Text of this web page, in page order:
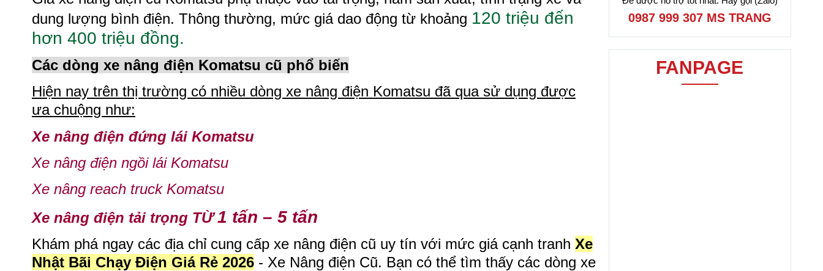
dung lượng bình điện. Thông thường, mức giá dao động từ khoảng 120 triệu đến
hơn 400 triệu đồng.
Các dòng xe nâng điện Komatsu cũ phổ biến
Hiện nay trên thị trường có nhiều dòng xe nâng điện Komatsu đã qua sử dụng được
ưa chuộng như:
Xe nâng điện đứng lái Komatsu
Xe nâng điện ngồi lái Komatsu
Xe nâng reach truck Komatsu
Xe nâng điện tải trọng TỪ1 tấn – 5 tấn
Khám phá ngay các địa chỉ cung cấp xe nâng điện cũ uy tín với mức giá cạnh tranh Xe
Nhật Bãi Chạy Điện Giá Rẻ 2026 - Xe Nâng điện Cũ. Bạn có thể tìm thấy các dòng xe
0987 999 307 MS TRANG
FANPAGE